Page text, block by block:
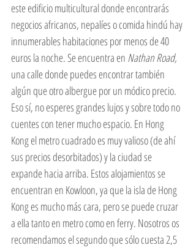
este edificio multicultural donde encontrarás
negocios africanos, nepalíes o comida hindú hay
innumerables habitaciones por menos de 40
euros la noche. Se encuentra en Nathan Road,
una calle donde puedes encontrar también
algún que otro albergue por un módico precio.
Eso sí, no esperes grandes lujos y sobre todo no
cuentes con tener mucho espacio. En Hong
Kong el metro cuadrado es muy valioso (de ahí
sus precios desorbitados) y la ciudad se
expande hacia arriba. Estos alojamientos se
encuentran en Kowloon, ya que la isla de Hong
Kong es mucho más cara, pero se puede cruzar
a ella tanto en metro como en ferry. Nosotros os
recomendamos el segundo que sólo cuesta 2,5